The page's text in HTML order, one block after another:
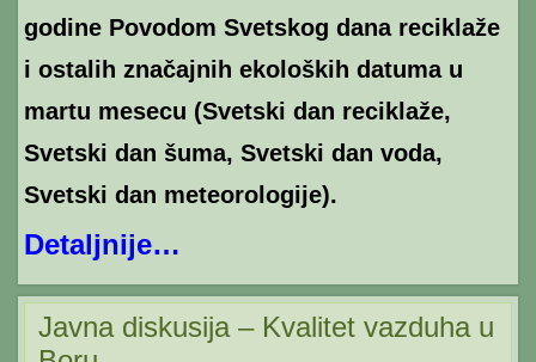
godine Povodom Svetskog dana reciklaže
i ostalih značajnih ekoloških datuma u
martu mesecu (Svetski dan reciklaže,
Svetski dan šuma, Svetski dan voda,
Svetski dan meteorologije).
Detaljnije…
Javna diskusija – Kvalitet vazduha u